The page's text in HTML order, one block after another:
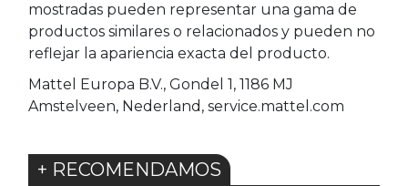
mostradas pueden representar una gama de
productos similares o relacionados y pueden no
reflejar la apariencia exacta del producto.
Mattel Europa B.V., Gondel 1, 1186 MJ
Amstelveen, Nederland, service.mattel.com
+ RECOMENDAMOS